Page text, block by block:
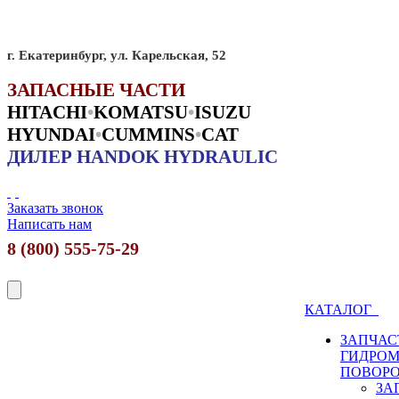
г. Екатеринбург, ул. Карельская, 52
ЗАПАСНЫЕ ЧАСТИ
HITACHI•KOMATSU•ISUZU
HYUNDAI•CUMMINS•CAT
ДИЛЕР HANDOK HYDRAULIC
Заказать звонок
Написать нам
8 (800) 555-75-29
КАТАЛОГ